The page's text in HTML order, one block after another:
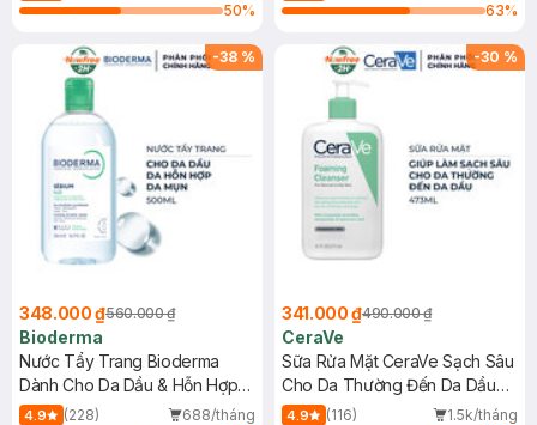
50% 63%
-38 %
348.000 ₫560.000 ₫
Bioderma
Nước Tẩy Trang Bioderma
Dành Cho Da Dầu & Hỗn Hợp
500ml
4.9 (228)
688/tháng
-30 %
341.000 ₫490.000 ₫
CeraVe
Sữa Rửa Mặt CeraVe Sạch Sâu
Cho Da Thường Đến Da Dầu
473ml
4.9 (116)
1.5k/tháng